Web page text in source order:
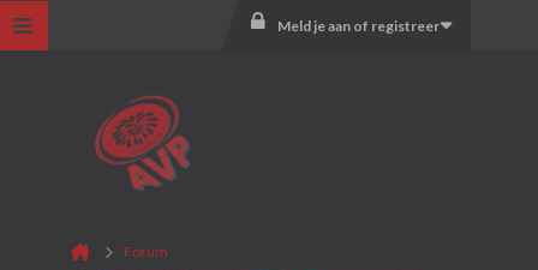
Meld je aan of registreer
Forum